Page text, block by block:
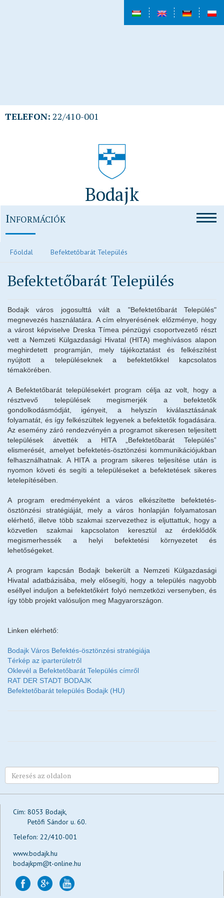
TELEFON: 22/410-001
Bodajk
INFORMÁCIÓK
Polgármesteri köszöntő
Közvilágítás hibabejelentés
Településrendezési eszközök
Településkép
Ivóvízzel kapcsolatos tájékoztatók
Főépítész ügyfélfogadási rendje
Egészségügy
Idősek otthona
Oktatás, nevelés
Vendéglátás
Civil oldalak
Testvérvárosok
Rendőrség
Tervek, koncepciók, stratégiák, programok
Befektetőbarát Település
BSE
Közérdekű adatok megismerése
Főoldal Befektetőbarát Település
Befektetőbarát Település
Bodajk város jogosulttá vált a "Befektetőbarát Település"
megnevezés használatára. A cím elnyerésének előzménye, hogy
a várost képviselve Dreska Tímea pénzügyi csoportvezető részt
vett a Nemzeti Külgazdasági Hivatal (HITA) meghívásos alapon
meghirdetett programján, mely tájékoztatást és felkészítést
nyújtott a településeknek a befektetőkkel kapcsolatos
témakörében.
A Befektetőbarát településekért program célja az volt, hogy a
résztvevő települések megismerjék a befektetők
gondolkodásmódját, igényeit, a helyszín kiválasztásának
folyamatát, és így felkészültek legyenek a befektetők fogadására.
Az esemény záró rendezvényén a programot sikeresen teljesített
települések átvették a HITA „Befektetőbarát Település”
elismerését, amelyet befektetés-ösztönzési kommunikációjukban
felhasználhatnak. A HITA a program sikeres teljesítése után is
nyomon követi és segíti a településeket a befektetések sikeres
letelepítésében.
A program eredményeként a város elkészítette befektetés-
ösztönzési stratégiáját, mely a város honlapján folyamatosan
elérhető, illetve több szakmai szervezethez is eljuttattuk, hogy a
közvetlen szakmai kapcsolaton keresztül az érdeklődők
megismerhessék a helyi befektetési környezetet és
lehetőségeket.
A program kapcsán Bodajk bekerült a Nemzeti Külgazdasági
Hivatal adatbázisába, mely elősegíti, hogy a település nagyobb
eséllyel induljon a befektetőkért folyó nemzetközi versenyben, és
így több projekt valósuljon meg Magyarországon.
Linken elérhető:
Bodajk Város Befektés-ösztönzési stratégiája
Térkép az iparterületről
Oklevél a Befektetőbarát Település címről
RAT DER STADT BODAJK
Befektetőbarát település Bodajk (HU)
Cím: 8053 Bodajk,
Petõfi Sándor u. 60.
Telefon: 22/410-001
www.bodajk.hu
bodajkpm@t-online.hu